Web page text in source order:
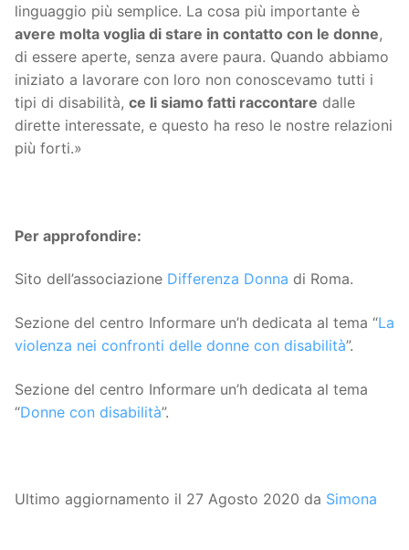
linguaggio più semplice. La cosa più importante è
avere molta voglia di stare in contatto con le donne,
di essere aperte, senza avere paura. Quando abbiamo
iniziato a lavorare con loro non conoscevamo tutti i
tipi di disabilità, ce li siamo fatti raccontare dalle
dirette interessate, e questo ha reso le nostre relazioni
più forti.»
Per approfondire:
Sito dell’associazione Differenza Donna di Roma.
Sezione del centro Informare un’h dedicata al tema “La
violenza nei confronti delle donne con disabilità”.
Sezione del centro Informare un’h dedicata al tema
“Donne con disabilità”.
Ultimo aggiornamento il 27 Agosto 2020 da Simona